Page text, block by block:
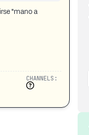
"mano a
CHANNELS: